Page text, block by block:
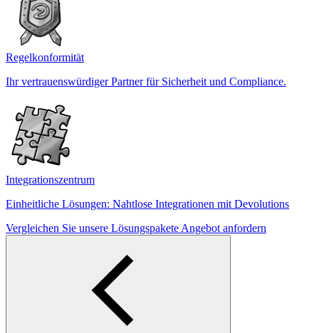
Regelkonformität
Ihr vertrauenswürdiger Partner für Sicherheit und Compliance.
Integrationszentrum
Einheitliche Lösungen: Nahtlose Integrationen mit Devolutions
Vergleichen Sie unsere Lösungspakete Angebot anfordern